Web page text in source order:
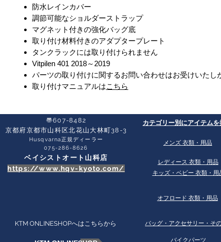
防水レインカバー
調節可能なショルダーストラップ
マグネット付きの強化バッグ底
取り付け材料付きのアダプタープレート
タンクラックには取り付けられません
Vitpilen 401 2018～2019
パーツの取り付けに関するお問い合わせはお受けいたし
取り付けマニュアルはこちら
〠607-8482
京都府京都市山科区北花山大林町38-3​
Husqvarna正規ディーラー
​075-286-8626
ベイシストオート山科店
https://www.hqv-kyoto.com/
カテゴリー別にアイテムを
​メンズ 衣類・用品
​レディース 衣類・用品
キッズ・ベビー 衣類・用
オフロード 衣類・用品
KTM ONLINESHOPへはこちらから バッグ・アクセサリー・そ
バイクパーツ